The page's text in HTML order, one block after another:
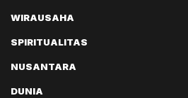
WIRAUSAHA
SPIRITUALITAS
NUSANTARA
DUNIA